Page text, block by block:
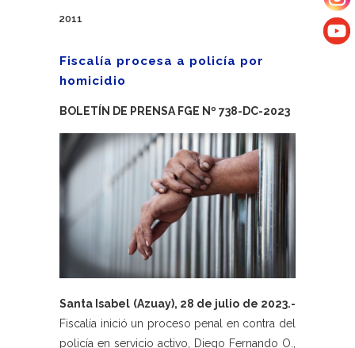
2011
Fiscalía procesa a policía por
homicidio
BOLETÍN DE PRENSA FGE Nº 738-DC-2023
Santa Isabel (Azuay), 28 de julio de 2023.-
Fiscalía inició un proceso penal en contra del
policía en servicio activo, Diego Fernando O.,